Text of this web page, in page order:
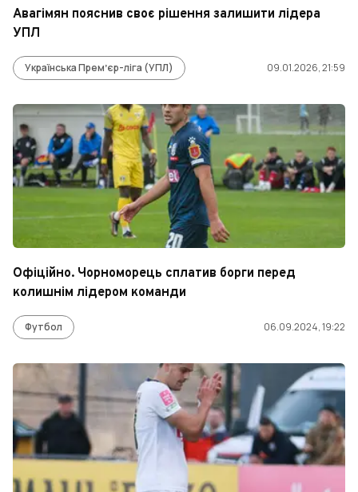
Авагімян пояснив своє рішення залишити лідера
УПЛ
Українська Премʼєр-ліга (УПЛ) 09.01.2026, 21:59
Офіційно. Чорноморець сплатив борги перед
колишнім лідером команди
Футбол 06.09.2024, 19:22